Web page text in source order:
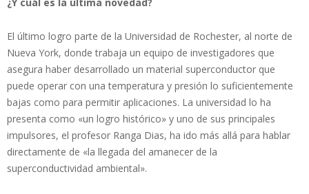
El último logro parte de la Universidad de Rochester, al norte de
Nueva York, donde trabaja un equipo de investigadores que
asegura haber desarrollado un material superconductor que
puede operar con una temperatura y presión lo suficientemente
bajas como para permitir aplicaciones. La universidad lo ha
presenta como «un logro histórico» y uno de sus principales
impulsores, el profesor Ranga Dias, ha ido más allá para hablar
directamente de «la llegada del amanecer de la
superconductividad ambiental».